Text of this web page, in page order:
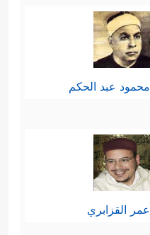
محمود عبد الحكم
عمر القزابري